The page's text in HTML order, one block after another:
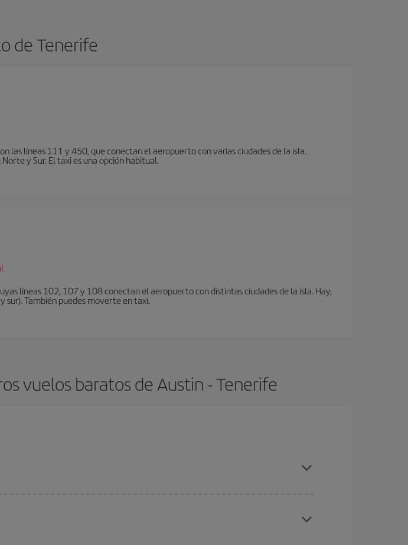
de Tenerife
las líneas 111 y 450, que conectan el aeropuerto con varias ciudades de la isla.
y Sur. El taxi es una opción habitual.
líneas 102, 107 y 108 conectan el aeropuerto con distintas ciudades de la isla. Hay,
sur). También puedes moverte en taxi.
vuelos baratos de Austin - Tenerife